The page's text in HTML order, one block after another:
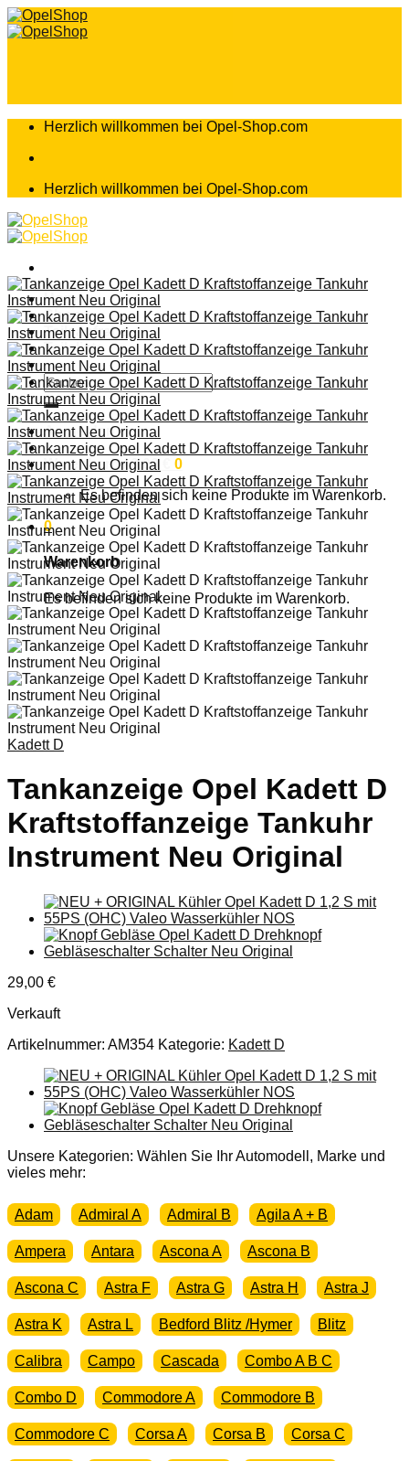
Zum
Inhalt
Herzlich willkommen bei Opel-Shop.com
Herzlich willkommen bei Opel-Shop.com
Home
Shop
Teileanfrage
Teileliste
Suchen
nach:
Anmelden
Warenkorb /0,00
0
Es befinden sich keine Produkte im Warenkorb.
0
Warenkorb
Es befinden sich keine Produkte im Warenkorb.
Kadett D
Tankanzeige Opel Kadett D
Kraftstoffanzeige Tankuhr
Instrument Neu Original
29,00 €
Verkauft
Artikelnummer: AM354 Kategorie: Kadett D
Unsere Kategorien: Wählen Sie Ihr Automodell, Marke und
vieles mehr:
Adam Admiral A Admiral B Agila A + B
Ampera Antara Ascona A Ascona B
Ascona C Astra F Astra G Astra H Astra J
Astra K Astra L Bedford Blitz /Hymer Blitz
Calibra Campo Cascada Combo A B C
Combo D Commodore A Commodore B
Commodore C Corsa A Corsa B Corsa C